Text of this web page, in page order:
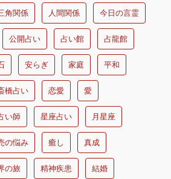
角関係 人間関係 今日の言霊
公開占い 占い館 占龍館
安らぎ 家庭 平和
橋占い 恋愛 愛
い師 星座占い 月星座
の悩み 癒し 真成
の旅 精神疾患 結婚